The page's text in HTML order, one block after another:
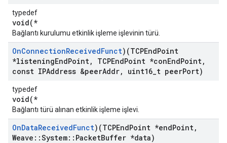
typedef
void(*
Bağlantı kurulumu etkinlik işleme işlevinin türü.
OnConnectionReceivedFunct)(TCPEndPoint
*listeningEndPoint, TCPEndPoint *conEndPoint,
const IPAddress &peerAddr, uint16 t peerPort)
typedef
void(*
Bağlantı türü alınan etkinlik işleme işlevi.
OnDataReceivedFunct)(TCPEndPoint *endPoint,
Weave ::System:: PacketBuffer *data)